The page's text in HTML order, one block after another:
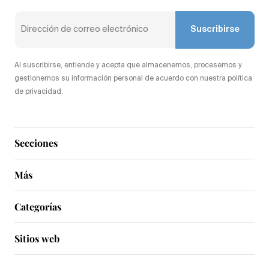
Secciones
Más
Suscribirse
Al suscribirse, entiende y acepta que almacenemos, procesemos y
gestionemos su información personal de acuerdo con nuestra política
de privacidad.
Categorías
Sitios web